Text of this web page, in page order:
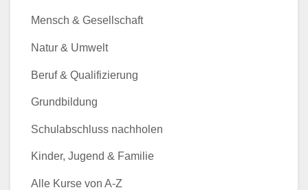
Mensch & Gesellschaft
Natur & Umwelt
Beruf & Qualifizierung
Grundbildung
Schulabschluss nachholen
Kinder, Jugend & Familie
Alle Kurse von A-Z